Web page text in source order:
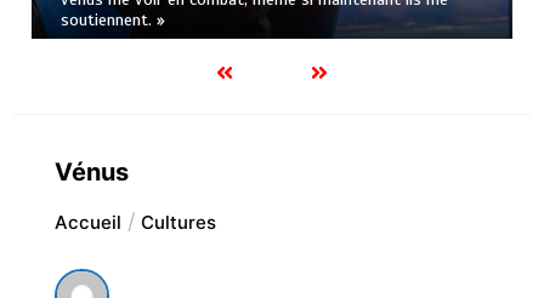
soutiennent. »
Vénus
Accueil Cultures